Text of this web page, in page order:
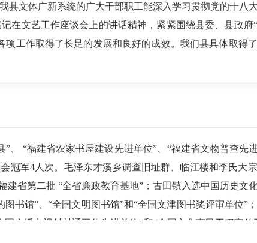
文体广新系统的广大干部职工能深入学习贯彻党的十八
在文艺工作座谈会上的讲话精神，紧紧围绕县委、县政府
工作取得了长足的发展和良好的成效。我们县具体取得
、 “福建省农家书屋建设先进单位”、“福建省文物普查先
冠军4人次。毛泽东才溪乡调查旧址群、临江楼和李氏大
省第二批 “全省廉政教育基地”；古田镇入选中国历史文
书馆”、“全国文明图书馆”和“全国文津图书奖评审单位”
广播电视村村通工作先进单位”和“全国文化惠民工程宣传